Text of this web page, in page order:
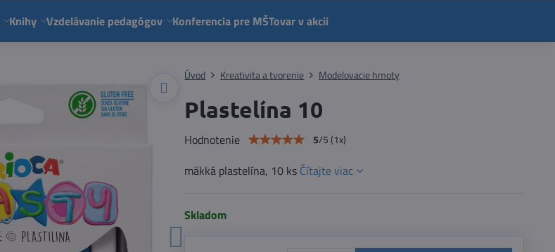
Knihy Vzdelávanie pedagógov Konferencia pre MŠTovar v akcii
Úvod Kreativita a tvorenie Modelovacie hmoty
Plastelína 10
Hodnotenie 5/5(1x)
mäkká plastelína, 10 ks Čítajte viac
Skladom